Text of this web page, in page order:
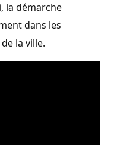
la démarche
dans les
la ville.